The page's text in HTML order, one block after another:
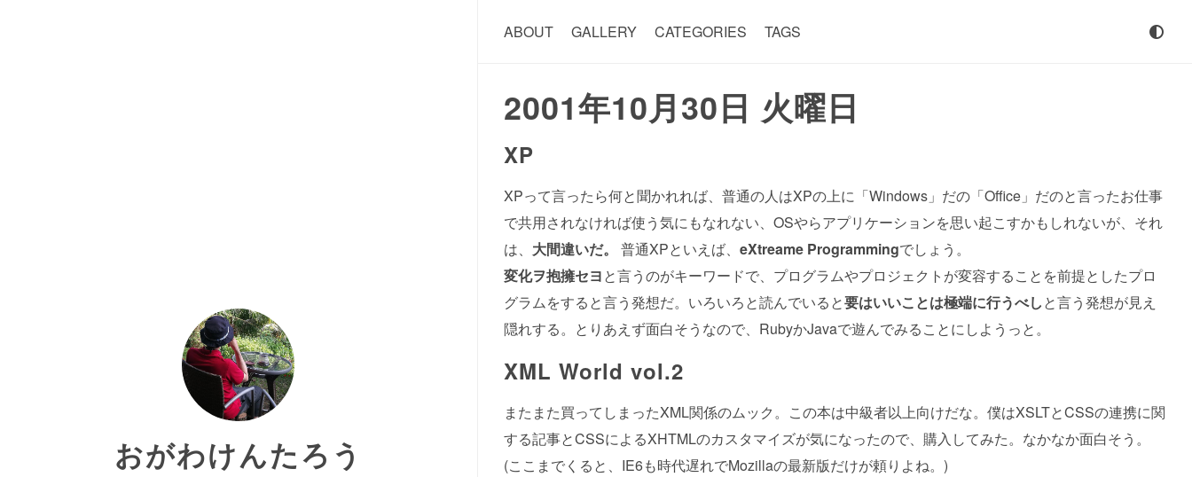
おがわけんたろう
ABOUT GALLERY CATEGORIES TAGS
2001年10月30日 火曜日
XP
XPって言ったら何と聞かれれば、普通の人はXPの上に「Windows」だの「Office」だのと言ったお仕事
で共用されなければ使う気にもなれない、OSやらアプリケーションを思い起こすかもしれないが、それ
は、 大間違いだ。 普通XPといえば、 eXtreame Programmingでしょう。
変化ヲ抱擁セヨと言うのがキーワードで、プログラムやプロジェクトが変容することを前提としたプロ
グラムをすると言う発想だ。いろいろと読んでいると要はいいことは極端に行うべしと言う発想が見え
隠れする。とりあえず面白そうなので、RubyかJavaで遊んでみることにしようっと。
XML World vol.2
またまた買ってしまったXML関係のムック。この本は中級者以上向けだな。僕はXSLTとCSSの連携に関
する記事とCSSによるXHTMLのカスタマイズが気になったので、購入してみた。なかなか面白そう。
(ここまでくると、IE6も時代遅れでMozillaの最新版だけが頼りよね。)